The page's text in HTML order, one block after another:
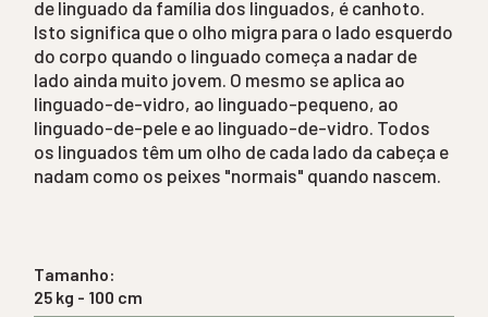
Tamanho:
25 kg - 100 cm
de linguado da família dos linguados, é canhoto.
Isto significa que o olho migra para o lado esquerdo
do corpo quando o linguado começa a nadar de
lado ainda muito jovem. O mesmo se aplica ao
linguado-de-vidro, ao linguado-pequeno, ao
linguado-de-pele e ao linguado-de-vidro. Todos
os linguados têm um olho de cada lado da cabeça e
nadam como os peixes "normais" quando nascem.